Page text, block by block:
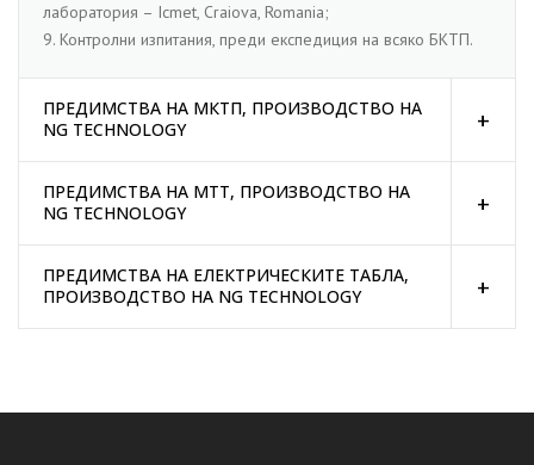
лаборатория – Icmet, Craiova, Romania;
9. Контролни изпитания, преди експедиция на всяко БКТП.
ПРЕДИМСТВА НА МКТП, ПРОИЗВОДСТВО НА
NG TECHNOLOGY
ПРЕДИМСТВА НА МТТ, ПРОИЗВОДСТВО НА
NG TECHNOLOGY
ПРЕДИМСТВА НА ЕЛЕКТРИЧЕСКИТЕ ТАБЛА,
ПРОИЗВОДСТВО НА NG TECHNOLOGY